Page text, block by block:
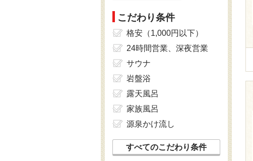
こだわり条件
格安（1,000円以下）
24時間営業、深夜営業
サウナ
岩盤浴
露天風呂
家族風呂
源泉かけ流し
すべてのこだわり条件